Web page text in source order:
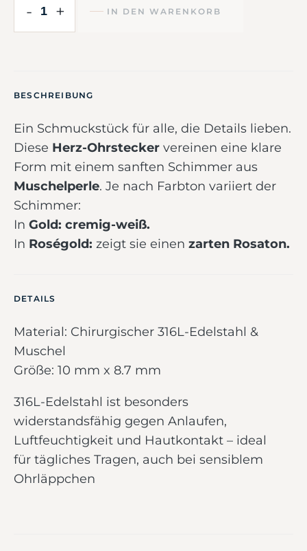
- + IN DEN WARENKORB
BESCHREIBUNG
Ein Schmuckstück für alle, die Details lieben.
Diese Herz-Ohrstecker vereinen eine klare
Form mit einem sanften Schimmer aus
Muschelperle. Je nach Farbton variiert der
Schimmer:
In Gold: cremig-weiß.
In Roségold: zeigt sie einen zarten Rosaton.
DETAILS
Material: Chirurgischer 316L-Edelstahl &
Muschel
Größe: 10 mm x 8.7 mm
316L-Edelstahl ist besonders
widerstandsfähig gegen Anlaufen,
Luftfeuchtigkeit und Hautkontakt – ideal
für tägliches Tragen, auch bei sensiblem
Ohrläppchen